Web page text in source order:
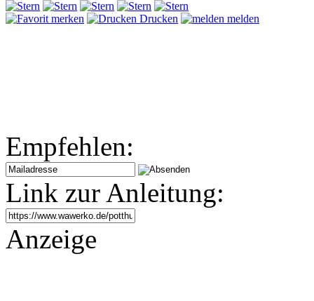
merken Drucken melden
Empfehlen:
Link zur Anleitung:
Anzeige